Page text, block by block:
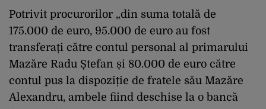
Potrivit procurorilor „din suma totală de
175.000 de euro, 95.000 de euro au fost
transferați către contul personal al primarului
Mazăre Radu Ștefan și 80.000 de euro către
contul pus la dispoziție de fratele său Mazăre
Alexandru, ambele fiind deschise la o bancă